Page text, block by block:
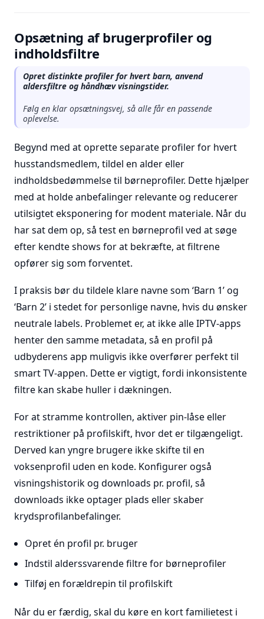
Opsætning af brugerprofiler og
indholdsfiltre
Opret distinkte profiler for hvert barn, anvend
aldersfiltre og håndhæv visningstider.
Følg en klar opsætningsvej, så alle får en passende
oplevelse.
Begynd med at oprette separate profiler for hvert
husstandsmedlem, tildel en alder eller
indholdsbedømmelse til børneprofiler. Dette hjælper
med at holde anbefalinger relevante og reducerer
utilsigtet eksponering for modent materiale. Når du
har sat dem op, så test en børneprofil ved at søge
efter kendte shows for at bekræfte, at filtrene
opfører sig som forventet.
I praksis bør du tildele klare navne som ‘Barn 1’ og
‘Barn 2’ i stedet for personlige navne, hvis du ønsker
neutrale labels. Problemet er, at ikke alle IPTV-apps
henter den samme metadata, så en profil på
udbyderens app muligvis ikke overfører perfekt til
smart TV-appen. Dette er vigtigt, fordi inkonsistente
filtre kan skabe huller i dækningen.
For at stramme kontrollen, aktiver pin-låse eller
restriktioner på profilskift, hvor det er tilgængeligt.
Derved kan yngre brugere ikke skifte til en
voksenprofil uden en kode. Konfigurer også
visningshistorik og downloads pr. profil, så
downloads ikke optager plads eller skaber
krydsprofilanbefalinger.
Opret én profil pr. bruger
Indstil alderssvarende filtre for børneprofiler
Tilføj en forældrepin til profilskift
Når du er færdig, skal du køre en kort familietest i